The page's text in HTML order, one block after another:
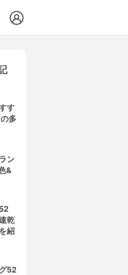
す
多
ン
&
乾
紹
52